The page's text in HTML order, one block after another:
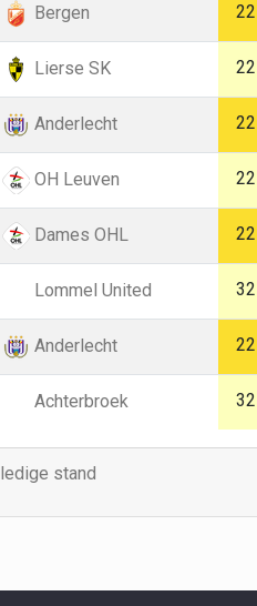
Bergen 22
Lierse SK 22
Anderlecht 22
OH Leuven 22
Dames OHL 22
Lommel United 32
Anderlecht 22
Achterbroek 32
stand